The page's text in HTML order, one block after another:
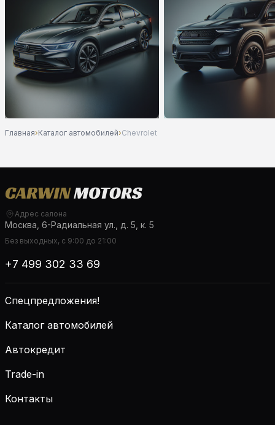
Главная›Каталог автомобилей›Chevrolet
Адрес салона
Москва, 6-Радиальная ул., д. 5, к. 5
Без выходных, с 9:00 до 21:00
+7 499 302 33 69
Спецпредложения!
Каталог автомобилей
Автокредит
Trade-in
Контакты